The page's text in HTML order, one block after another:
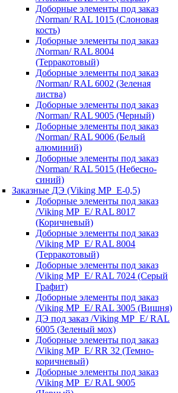
Доборные элементы под заказ
/Norman/ RAL 1015 (Слоновая
кость)
Доборные элементы под заказ
/Norman/ RAL 8004
(Терракотовый)
Доборные элементы под заказ
/Norman/ RAL 6002 (Зеленая
листва)
Доборные элементы под заказ
/Norman/ RAL 9005 (Черный)
Доборные элементы под заказ
/Norman/ RAL 9006 (Белый
алюминий)
Доборные элементы под заказ
/Norman/ RAL 5015 (Небесно-
синий)
Заказные ДЭ (Viking MP_E-0,5)
Доборные элементы под заказ
/Viking MP_E/ RAL 8017
(Коричневый)
Доборные элементы под заказ
/Viking MP_E/ RAL 8004
(Терракотовый)
Доборные элементы под заказ
/Viking MP_E/ RAL 7024 (Серый
Графит)
Доборные элементы под заказ
/Viking MP_E/ RAL 3005 (Вишня)
ДЭ под заказ /Viking MP_E/ RAL
6005 (Зеленый мох)
Доборные элементы под заказ
/Viking MP_E/ RR 32 (Темно-
коричневый)
Доборные элементы под заказ
/Viking MP_E/ RAL 9005